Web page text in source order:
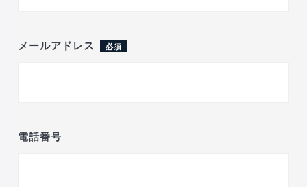
メールアドレス 必須
電話番号